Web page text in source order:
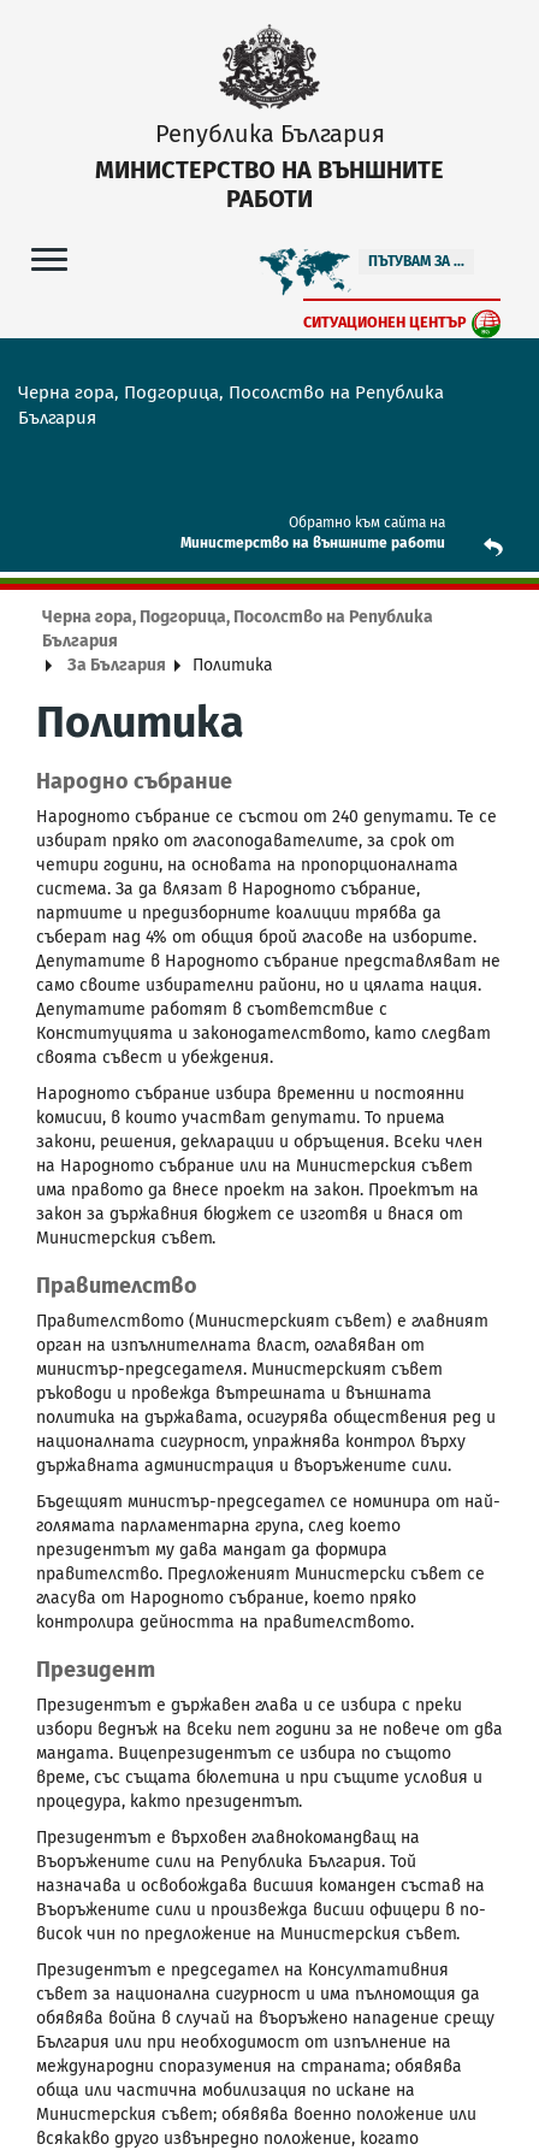
Република България
МИНИСТЕРСТВО НА ВЪНШНИТЕ
РАБОТИ
ПЪТУВАМ ЗА ...
СИТУАЦИОНЕН ЦЕНТЪР
Черна гора, Подгорица, Посолство на Република
България
Обратно към сайта на
Mинистерство на външните работи
Черна гора, Подгорица, Посолство на Република
България
За България
Политика
Политика
Народно събрание
Народното събрание се състои от 240 депутати. Те се
избират пряко от гласоподавателите, за срок от
четири години, на основата на пропорционалната
система. За да влязат в Народното събрание,
партиите и предизборните коалиции трябва да
съберат над 4% от общия брой гласове на изборите.
Депутатите в Народното събрание представляват не
само своите избирателни райони, но и цялата нация.
Депутатите работят в съответствие с
Конституцията и законодателството, като следват
своята съвест и убеждения.
Народното събрание избира временни и постоянни
комисии, в които участват депутати. То приема
закони, решения, декларации и обръщения. Всеки член
на Народното събрание или на Министерския съвет
има правото да внесе проект на закон. Проектът на
закон за държавния бюджет се изготвя и внася от
Министерския съвет.
Правителство
Правителството (Министерският съвет) е главният
орган на изпълнителната власт, оглавяван от
министър-председателя. Министерският съвет
ръководи и провежда вътрешната и външната
политика на държавата, осигурява обществения ред и
националната сигурност, упражнява контрол върху
държавната администрация и въоръжените сили.
Бъдещият министър-председател се номинира от най-
голямата парламентарна група, след което
президентът му дава мандат да формира
правителство. Предложеният Министерски съвет се
гласува от Народното събрание, което пряко
контролира дейността на правителството.
Президент
Президентът е държавен глава и се избира с преки
избори веднъж на всеки пет години за не повече от два
мандата. Вицепрезидентът се избира по същото
време, със същата бюлетина и при същите условия и
процедура, както президентът.
Президентът е върховен главнокомандващ на
Въоръжените сили на Република България. Той
назначава и освобождава висшия команден състав на
Въоръжените сили и произвежда висши офицери в по-
висок чин по предложение на Министерския съвет.
Президентът е председател на Консултативния
съвет за национална сигурност и има пълномощия да
обявява война в случай на въоръжено нападение срещу
България или при необходимост от изпълнение на
международни споразумения на страната; обявява
обща или частична мобилизация по искане на
Министерския съвет; обявява военно положение или
всякакво друго извънредно положение, когато